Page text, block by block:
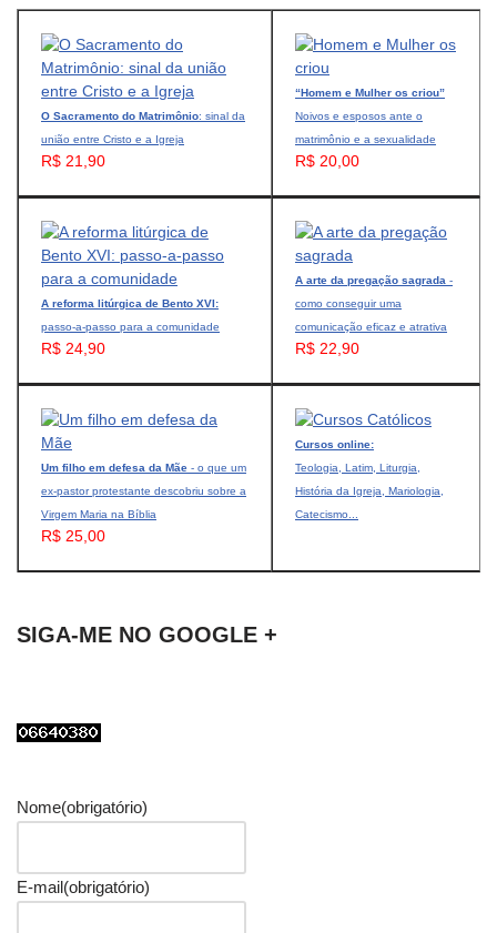
O Sacramento do Matrimônio: sinal da
união entre Cristo e a Igreja
R$ 21,90
“Homem e Mulher os criou”
Noivos e esposos ante o
matrimônio e a sexualidade
R$ 20,00
A reforma litúrgica de Bento XVI:
passo-a-passo para a comunidade
R$ 24,90
A arte da pregação sagrada -
como conseguir uma
comunicação eficaz e atrativa
R$ 22,90
Um filho em defesa da Mãe - o que um
ex-pastor protestante descobriu sobre a
Virgem Maria na Bíblia
R$ 25,00
Cursos online:
Teologia, Latim, Liturgia,
História da Igreja, Mariologia,
Catecismo...
SIGA-ME NO GOOGLE +
Nome(obrigatório)
E-mail(obrigatório)